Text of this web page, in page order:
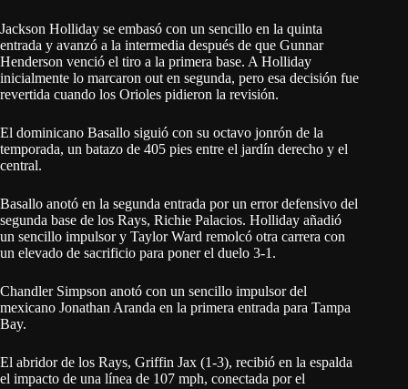
Jackson Holliday se embasó con un sencillo en la quinta
entrada y avanzó a la intermedia después de que Gunnar
Henderson venció el tiro a la primera base. A Holliday
inicialmente lo marcaron out en segunda, pero esa decisión fue
revertida cuando los Orioles pidieron la revisión.
El dominicano Basallo siguió con su octavo jonrón de la
temporada, un batazo de 405 pies entre el jardín derecho y el
central.
Basallo anotó en la segunda entrada por un error defensivo del
segunda base de los Rays, Richie Palacios. Holliday añadió
un sencillo impulsor y Taylor Ward remolcó otra carrera con
un elevado de sacrificio para poner el duelo 3-1.
Chandler Simpson anotó con un sencillo impulsor del
mexicano Jonathan Aranda en la primera entrada para Tampa
Bay.
El abridor de los Rays, Griffin Jax (1-3), recibió en la espalda
el impacto de una línea de 107 mph, conectada por el